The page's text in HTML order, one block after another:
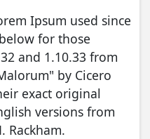
Ipsum used since
for those
and 1.10.33 from
by Cicero
exact original
versions from
Rackham.